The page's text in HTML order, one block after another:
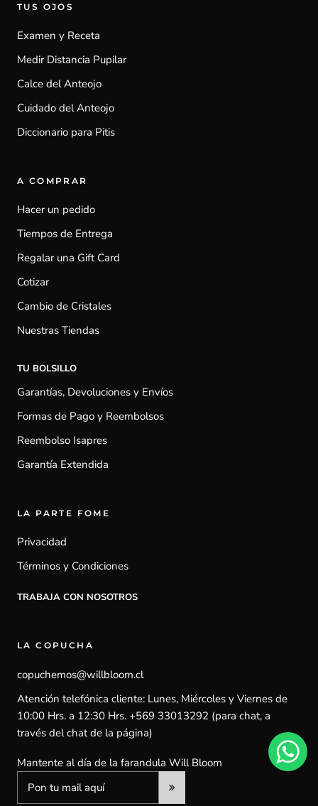
TUS OJOS
Examen y Receta
Medir Distancia Pupilar
Calce del Anteojo
Cuidado del Anteojo
Diccionario para Pitis
A COMPRAR
Hacer un pedido
Tiempos de Entrega
Regalar una Gift Card
Cotizar
Cambio de Cristales
Nuestras Tiendas
TU BOLSILLO
Garantías, Devoluciones y Envíos
Formas de Pago y Reembolsos
Reembolso Isapres
Garantía Extendida
LA PARTE FOME
Privacidad
Términos y Condiciones
TRABAJA CON NOSOTROS
LA COPUCHA
copuchemos@willbloom.cl
Atención telefónica cliente: Lunes, Miércoles y Viernes de
10:00 Hrs. a 12:30 Hrs. +569 33013292 (para chat, a
través del chat de la página)
Mantente al día de la farandula Will Bloom